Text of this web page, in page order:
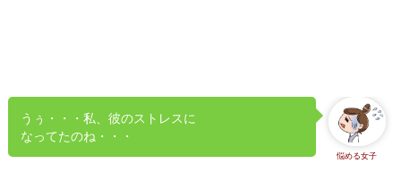
悩める女子
うぅ・・・私、彼のストレスに
なってたのね・・・